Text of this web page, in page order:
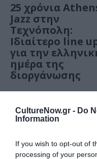
CultureNow.gr - Do
Information
If you wish to opt-out of
processing of your
25 χρόνια
Jazz στην
Τεχνόπολη:
Ιδιαίτερο line
για την
ημέρα της
διοργάνωσης
Προτάσεις για 28-
29 Μαρτίου